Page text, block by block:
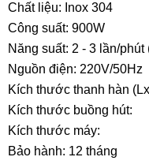
Chất liệu: Inox 304
Công suất: 900W
Năng suất: 2 - 3 lần/
Nguồn điện: 220V/50Hz
Kích thước thanh hàn
Kích thước buồng hút:
Kích thước máy:
Bảo hành: 12 tháng